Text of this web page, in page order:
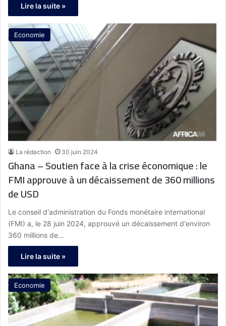
Lire la suite »
Economie
La rédaction 30 juin 2024
Ghana – Soutien face à la crise économique : le
FMI approuve à un décaissement de 360 millions
de USD
Le conseil d'administration du Fonds monétaire international
(FMI) a, le 28 juin 2024, approuvé un décaissement d'environ
360 millions de…
Lire la suite »
Economie